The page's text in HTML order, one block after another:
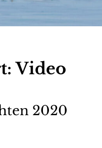
Video
2020